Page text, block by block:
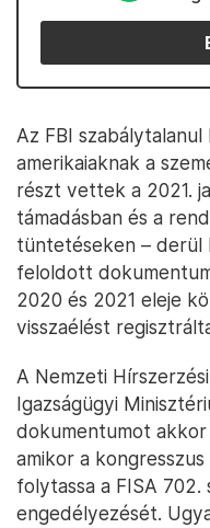
Az FBI
amerikaiaknak a
részt vettek a 2021.
támadásban és a
tüntetéseken – derül
feloldott
2020 és 2021 eleje
visszaélést
A Nemzeti
Igazságügyi
dokumentumot
amikor a
folytassa a FISA 702.
engedélyezését.